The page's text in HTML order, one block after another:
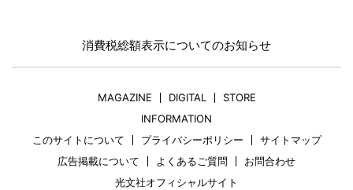
消費税総額表示についてのお知らせ
MAGAZINE DIGITAL
STORE
INFORMATION
このサイトについて
プライバシーポリシー
サイトマップ
広告掲載について
よくあるご質問
お問合わせ
光文社オフィシャルサイト